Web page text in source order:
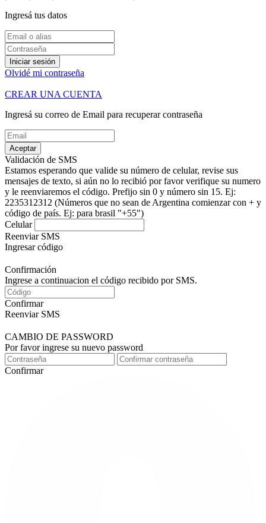
Ingresá tus datos
Iniciar sesión
Olvidé mi contraseña
CREAR UNA CUENTA
Ingresá su correo de Email para recuperar contraseña
Aceptar
Validación de SMS
Estamos esperando que valide su número de celular, revise sus
mensajes de texto, si aún no lo recibió por favor verifique su numero
y le reenviaremos el código. Prefijo sin 0 y número sin 15. Ej:
2235312312 (Números que no sean de Argentina comienzar con + y
código de país. Ej: para brasil "+55")
Celular
Reenviar SMS
Ingresar código
Confirmación
Ingrese a continuacion el código recibido por SMS.
Confirmar
Reenviar SMS
CAMBIO DE PASSWORD
Por favor ingrese su nuevo password
Confirmar